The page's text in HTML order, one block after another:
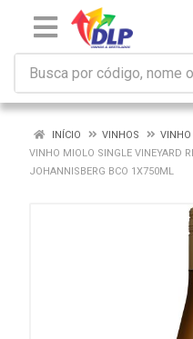
INÍCIO VINHOS
VINHO
VINHO MIOLO SINGLE VINEYARD
JOHANNISBERG BCO 1X750ML